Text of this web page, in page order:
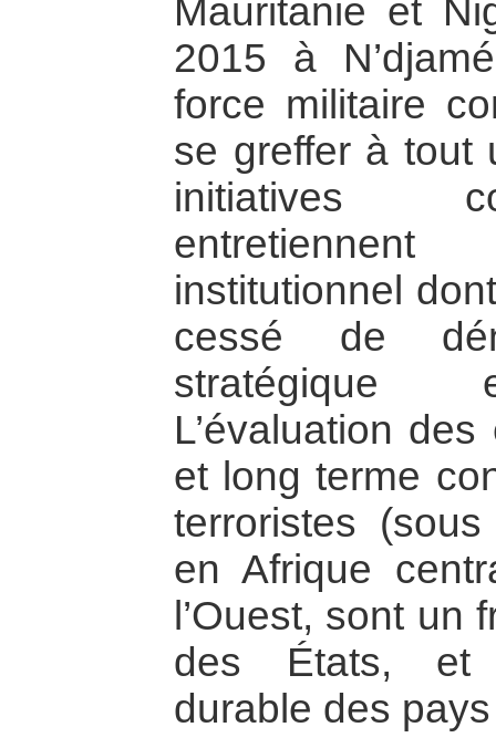
Mauritanie et
2015 à
force militaire
se greffer à tout
initiatives
institutionnel
cessé de
stratégique
L’évaluation
et long terme
terroristes
en Afrique
l’Ouest, sont un
des États, et
durable des